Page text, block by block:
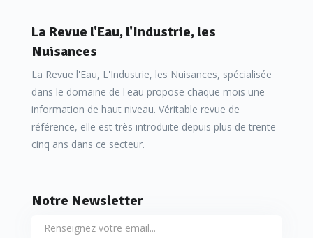
La Revue l'Eau, l'Industrie, les
Nuisances
La Revue l'Eau, L'Industrie, les Nuisances, spécialisée
dans le domaine de l'eau propose chaque mois une
information de haut niveau. Véritable revue de
référence, elle est très introduite depuis plus de trente
cinq ans dans ce secteur.
Notre Newsletter